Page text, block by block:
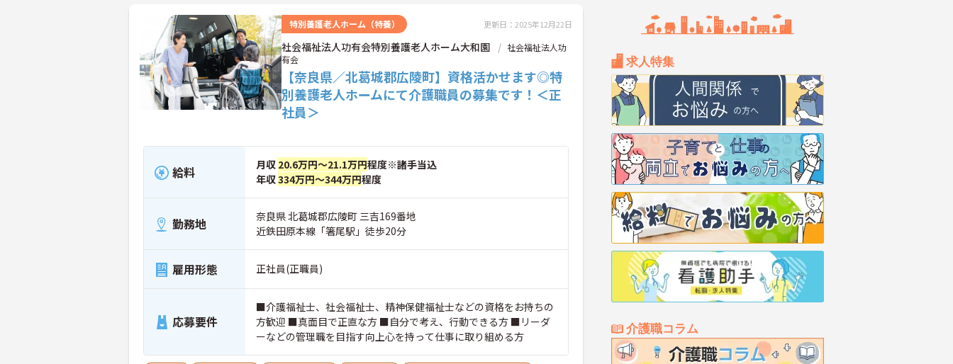
求人特集
介護職コラム
特別養護老人ホーム（特養） 更新日：2025年12月22日
社会福祉法人功有会特別養護老人ホーム大和園
社会福祉法人功
有会
【奈良県／北葛城郡広陵町】資格活かせます◎特
別養護老人ホームにて介護職員の募集です！＜正
社員＞
給料 月収 20.6万円～21.1万円程度※諸手当込
年収334万円～344万円程度
勤務地
奈良県 北葛城郡広陵町 三吉169番地
近鉄田原本線「箸尾駅」徒歩20分
雇用形態 正社員(正職員)
応募要件
■介護福祉士、社会福祉士、精神保健福祉士などの資格をお持ちの
方歓迎 ■真面目で正直な方 ■自分で考え、行動できる方 ■リーダ
ーなどの管理職を目指す向上心を持って仕事に取り組める方